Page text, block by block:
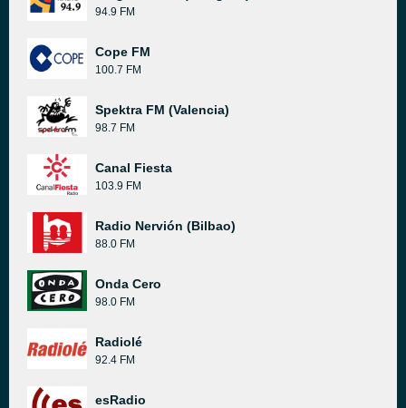
94.9 FM
Cope FM
100.7 FM
Spektra FM (Valencia)
98.7 FM
Canal Fiesta
103.9 FM
Radio Nervión (Bilbao)
88.0 FM
Onda Cero
98.0 FM
Radiolé
92.4 FM
esRadio